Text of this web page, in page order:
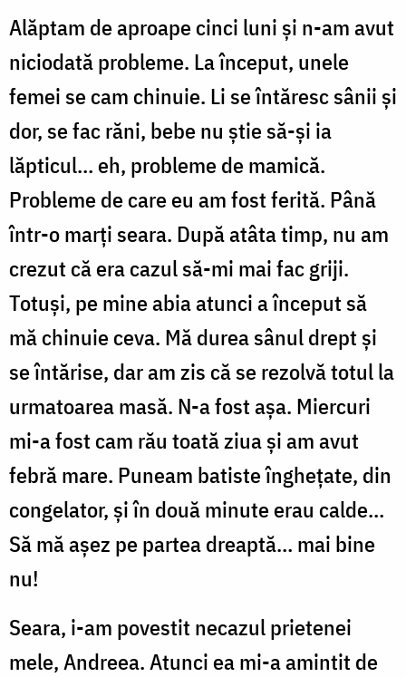
Alăptam de aproape cinci luni și n-am avut
niciodată probleme. La început, unele
femei se cam chinuie. Li se întăresc sânii și
dor, se fac răni, bebe nu știe să-și ia
lăpticul… eh, probleme de mamică.
Probleme de care eu am fost ferită. Până
într-o marți seara. După atâta timp, nu am
crezut că era cazul să-mi mai fac griji.
Totuși, pe mine abia atunci a început să
mă chinuie ceva. Mă durea sânul drept și
se întărise, dar am zis că se rezolvă totul la
urmatoarea masă. N-a fost așa. Miercuri
mi-a fost cam rău toată ziua și am avut
febră mare. Puneam batiste înghețate, din
congelator, și în două minute erau calde…
Să mă așez pe partea dreaptă… mai bine
nu!
Seara, i-am povestit necazul prietenei
mele, Andreea. Atunci ea mi-a amintit de